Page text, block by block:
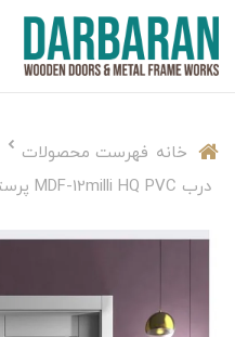
خانه فهرست محصولات
درب MDF-12milli HQ PVC پرستیژ S-105 سفارشی